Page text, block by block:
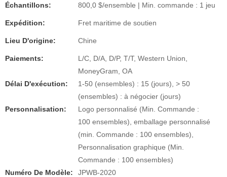
Échantillons: 800,0 $/ensemble | Min. commande : 1 jeu
Expédition: Fret maritime de soutien
Lieu D'origine: Chine
Paiements:
L/C, D/A, D/P, T/T, Western Union,
MoneyGram, OA
Délai D'exécution:
1-50 (ensembles) : 15 (jours), > 50
(ensembles) : à négocier (jours)
Personnalisation:
Logo personnalisé (Min. Commande :
100 ensembles), emballage personnalisé
(min. Commande : 100 ensembles),
Personnalisation graphique (Min.
Commande : 100 ensembles)
Numéro De Modèle:
JPWB-2020